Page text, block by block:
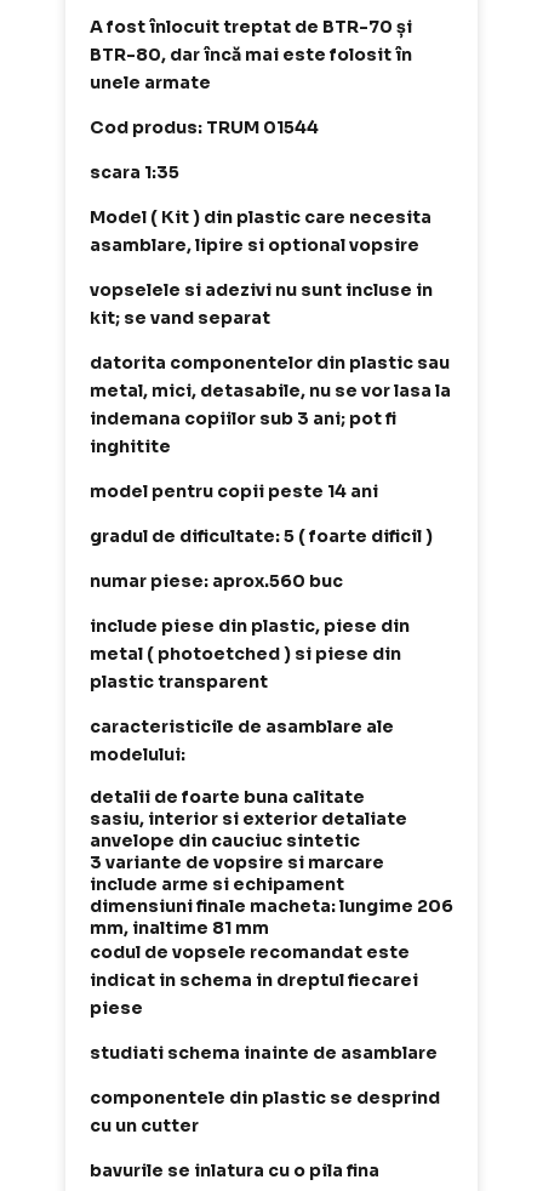
A fost înlocuit treptat de BTR-70 și
BTR-80, dar încă mai este folosit în
unele armate
Cod produs: TRUM 01544
scara 1:35
Model ( Kit ) din plastic care necesita
asamblare, lipire si optional vopsire
vopselele si adezivi nu sunt incluse in
kit; se vand separat
datorita componentelor din plastic sau
metal, mici, detasabile, nu se vor lasa la
indemana copiilor sub 3 ani; pot fi
inghitite
model pentru copii peste 14 ani
gradul de dificultate: 5 ( foarte dificil )
numar piese: aprox.560 buc
include piese din plastic, piese din
metal ( photoetched ) si piese din
plastic transparent
caracteristicile de asamblare ale
modelului:
detalii de foarte buna calitate
sasiu, interior si exterior detaliate
anvelope din cauciuc sintetic
3 variante de vopsire si marcare
include arme si echipament
dimensiuni finale macheta: lungime 206
mm, inaltime 81 mm
codul de vopsele recomandat este
indicat in schema in dreptul fiecarei
piese
studiati schema inainte de asamblare
componentele din plastic se desprind
cu un cutter
bavurile se inlatura cu o pila fina